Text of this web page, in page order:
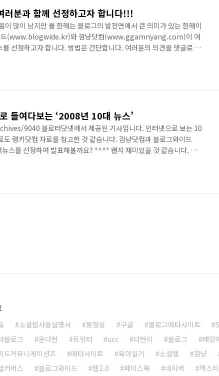
분과 함께 선정하고자 합니다!!!
이 많이 남지만 올 한해는 블로그의 발전면에서 큰 의미가 있는 한해이
드(www.blogwide.kr)와 깜냥닷컴(www.ggamnyang.com)이 여
선정하고자 합니다. 방법은 간단합니다. 여러분의 의견을 댓글로 남
습니다. 여러분의 기억에 가장 많이 남고 인상 깊은 뉴스를 올려주시
니다. 감사합니다. 본 행사는 메타블로그인 블로그와이드
들여다보는 ‘2008년 10대 뉴스’
9040 블로터닷넷에서 제공된 기사입니다. 인터넷으로 보는 10
도 랭키닷컴 자료를 참고한 것 같습니다. 깜냥닷컴과 블로그와이드
를 선정하여 발표해볼까요? *^^* 왠지 재미있을 것 같습니다. 그
아보고 반성하며, 다가올 시간을 다잡아보자는 뜻에서다. 주요 포털
슷한 주제들을 발표했다. 오늘은 웹사이트 분석·..
소셜웹사용설명서 동영상 구글 블로그메타사이트
블로그
윤다현 트위터 ucc 다현이 블로그
태양
드커뮤니케이션즈
메타사이트 육아일기 소셜웹 깜냥
커머스
블로그와이드 웹2.0 페이스북 네이버 엑스